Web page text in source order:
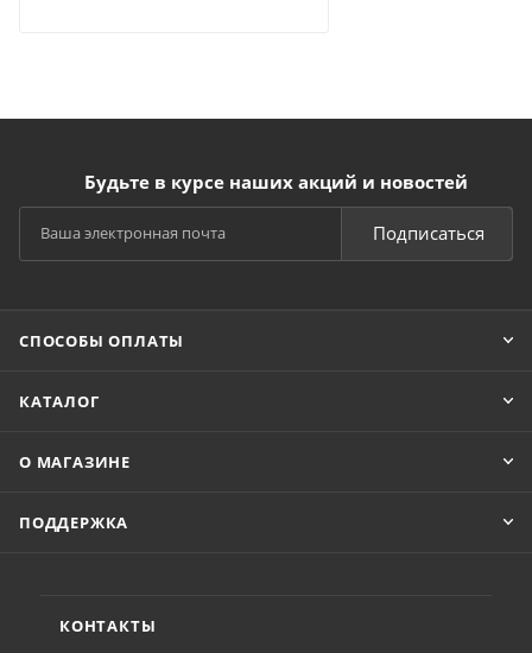
Будьте в курсе наших акций и новостей
Подписаться
СПОСОБЫ ОПЛАТЫ
КАТАЛОГ
О МАГАЗИНЕ
ПОДДЕРЖКА
КОНТАКТЫ